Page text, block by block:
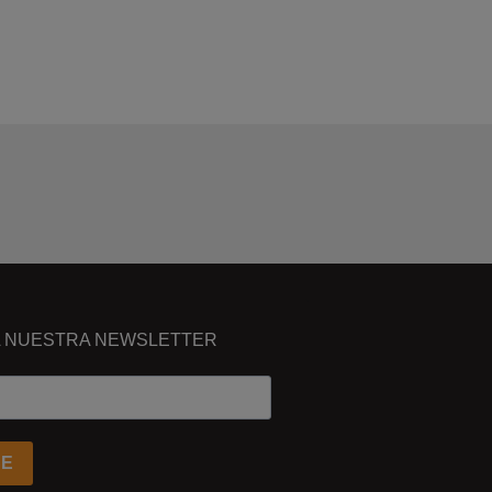
NEWSLETTER